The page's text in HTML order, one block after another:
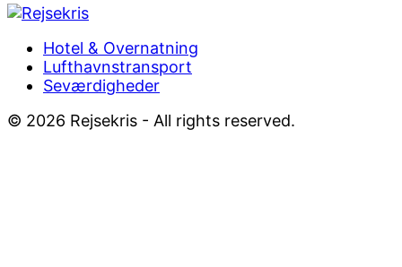
Footer
Menu
Hotel & Overnatning
Lufthavnstransport
Seværdigheder
© 2026 Rejsekris - All rights reserved.